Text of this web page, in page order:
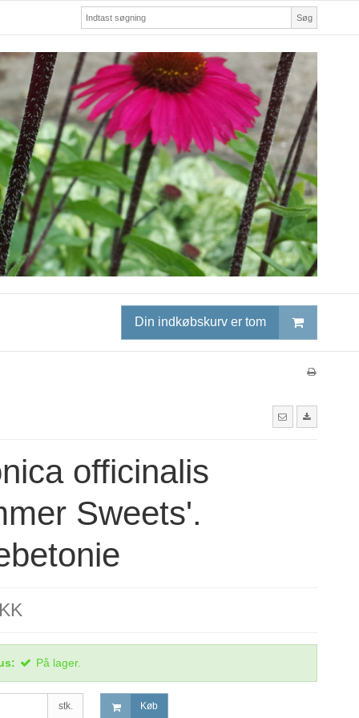
Søg
Din indkøbskurv er tom
officinalis
Sweets'.
På lager.
stk. Køb